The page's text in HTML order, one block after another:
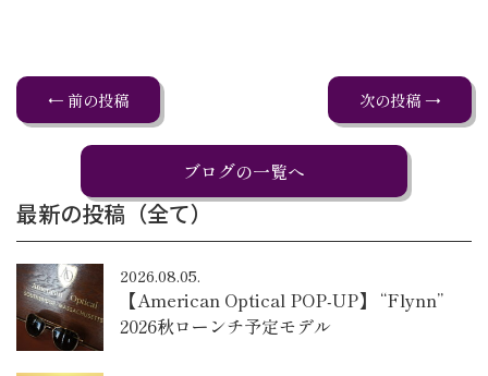
← 前の投稿 次の投稿 →
ブログの一覧へ
最新の投稿（全て）
2026.08.05.
【American Optical POP-UP】 “Flynn”
2026秋ローンチ予定モデル